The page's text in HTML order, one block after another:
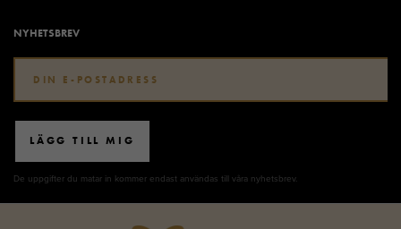
NYHETSBREV
LÄGG TILL MIG
De uppgifter du matar in kommer endast användas till våra nyhetsbrev.